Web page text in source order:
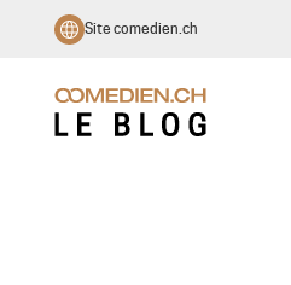
Site comedien.ch